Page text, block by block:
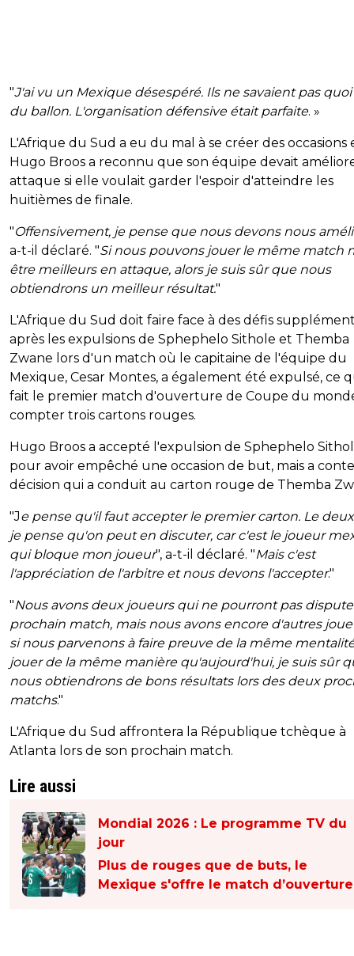
"J'ai vu un Mexique désespéré. Ils ne savaient pas quoi
du ballon. L'organisation défensive était parfaite. »
L'Afrique du Sud a eu du mal à se créer des occasions
Hugo Broos a reconnu que son équipe devait
attaque si elle voulait garder l'espoir d'atteindre les
huitièmes de finale.
"Offensivement, je pense que nous devons nous
a-t-il déclaré. "Si nous pouvons jouer le même match
être meilleurs en attaque, alors je suis sûr que nous
obtiendrons un meilleur résultat."
L'Afrique du Sud doit faire face à des défis
après les expulsions de Sphephelo Sithole et Themba
Zwane lors d'un match où le capitaine de l'équipe du
Mexique, Cesar Montes, a également été expulsé, ce
fait le premier match d'ouverture de Coupe du
compter trois cartons rouges.
Hugo Broos a accepté l'expulsion de Sphephelo
pour avoir empêché une occasion de but, mais a
décision qui a conduit au carton rouge de Themba
"Je pense qu'il faut accepter le premier carton. Le
je pense qu'on peut en discuter, car c'est le joueur
qui bloque mon joueur", a-t-il déclaré. "Mais c'est
l'appréciation de l'arbitre et nous devons l'accepter."
"Nous avons deux joueurs qui ne pourront pas
prochain match, mais nous avons encore d'autres
si nous parvenons à faire preuve de la même
jouer de la même manière qu'aujourd'hui, je suis sûr
nous obtiendrons de bons résultats lors des deux
matchs."
L'Afrique du Sud affrontera la République tchèque à
Atlanta lors de son prochain match.
Lire aussi
Mondial 2026 : Le programme TV du
jour
Plus de rouges que de buts, le
Mexique s'offre le match d’ouverture